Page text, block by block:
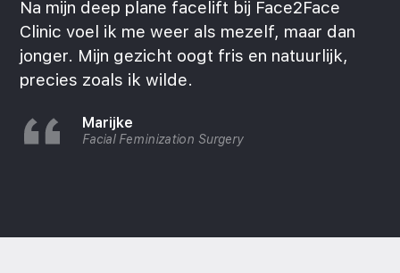
Na mijn deep plane facelift bij Face2Face
Clinic voel ik me weer als mezelf, maar dan
jonger. Mijn gezicht oogt fris en natuurlijk,
precies zoals ik wilde.
Marijke
Facial Feminization Surgery